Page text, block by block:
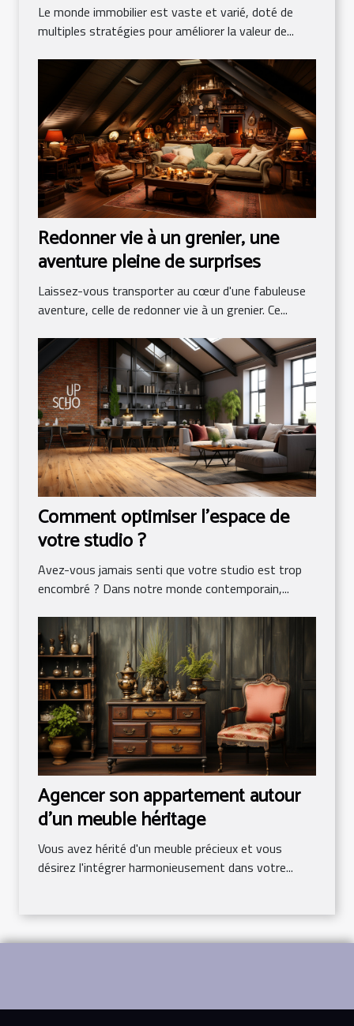
Le monde immobilier est vaste et varié, doté de
multiples stratégies pour améliorer la valeur de...
Redonner vie à un grenier, une
aventure pleine de surprises
Laissez-vous transporter au cœur d'une fabuleuse
aventure, celle de redonner vie à un grenier. Ce...
Comment optimiser l'espace de
votre studio ?
Avez-vous jamais senti que votre studio est trop
encombré ? Dans notre monde contemporain,...
Agencer son appartement autour
d'un meuble héritage
Vous avez hérité d'un meuble précieux et vous
désirez l'intégrer harmonieusement dans votre...